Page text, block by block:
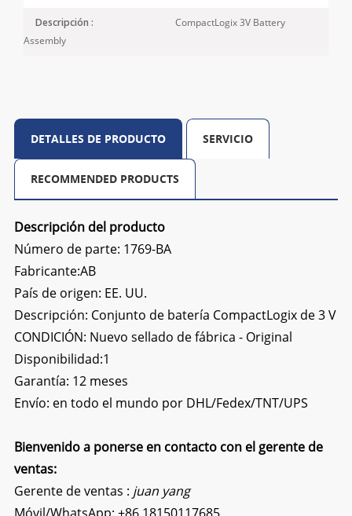
Descripción :
CompactLogix 3V Battery
Assembly
DETALLES DE PRODUCTO SERVICIO
RECOMMENDED PRODUCTS
Descripción del producto
Número de parte: 1769-BA
Fabricante:AB
País de origen: EE. UU.
Descripción: Conjunto de batería CompactLogix de 3 V
CONDICIÓN: Nuevo sellado de fábrica - Original
Disponibilidad:1
Garantía: 12 meses
Envío: en todo el mundo por DHL/Fedex/TNT/UPS
Bienvenido a ponerse en contacto con el gerente de
ventas:
Gerente de ventas : juan yang
Móvil/WhatsApp: +86 18150117685